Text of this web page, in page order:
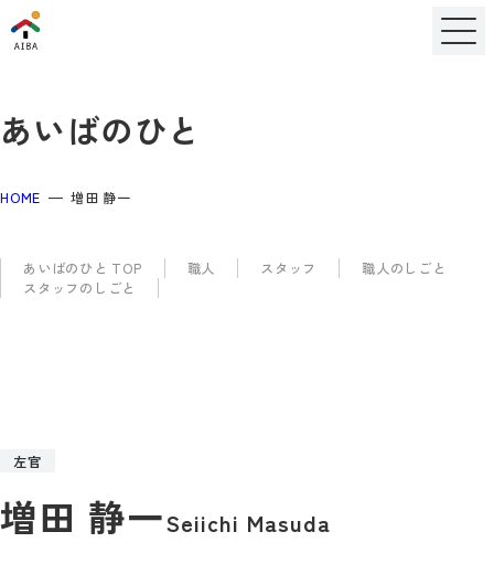
あいばのひと
HOME 増田 静一
あいばのひと TOP 職人 スタッフ
職人のしごと
スタッフのしごと
左官
増田 静一Seiichi Masuda